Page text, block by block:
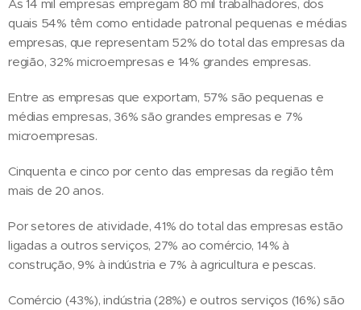
As 14 mil empresas empregam 80 mil trabalhadores, dos
quais 54% têm como entidade patronal pequenas e médias
empresas, que representam 52% do total das empresas da
região, 32% microempresas e 14% grandes empresas.
Entre as empresas que exportam, 57% são pequenas e
médias empresas, 36% são grandes empresas e 7%
microempresas.
Cinquenta e cinco por cento das empresas da região têm
mais de 20 anos.
Por setores de atividade, 41% do total das empresas estão
ligadas a outros serviços, 27% ao comércio, 14% à
construção, 9% à indústria e 7% à agricultura e pescas.
Comércio (43%), indústria (28%) e outros serviços (16%) são